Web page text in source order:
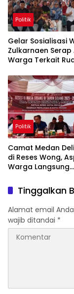
Politik
Gelar Sosialisasi
Zulkarnaen Serap
Warga Terkait
Politik
Camat Medan
di Reses Wong,
Warga Langsung
Tinggalkan
Alamat email
wajib ditandai *